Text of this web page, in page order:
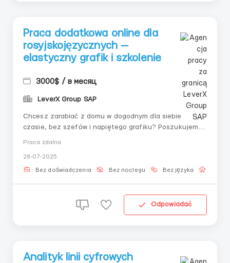
Praca dodatkowa online dla
rosyjskojęzycznych —
elastyczny grafik i szkolenie
3000$ / в месяц
LeverX Group SAP
Chcesz zarabiać z domu w dogodnym dla siebie
czasie, bez szefów i napiętego grafiku? Poszukujemy
Szkolenie krok po kroku — wszystko wyjaśniane jest
prostymi słowami w języku rosyjskim; Wsparc...
Praca zdalna
28-07-2025
Bez doświadczenia Bez noclegu Bez języka
Odpowiadać
Analityk linii cyfrowych